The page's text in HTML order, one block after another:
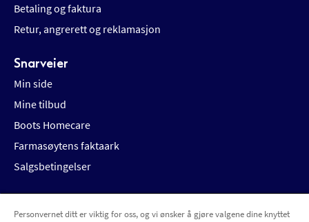
Betaling og faktura
Retur, angrerett og reklamasjon
Snarveier
Min side
Mine tilbud
Boots Homecare
Farmasøytens faktaark
Salgsbetingelser
Betalingsalternativer Leveringsalternativer
Personvernet ditt er viktig for oss, og vi ønsker å gjøre valgene dine knyttet